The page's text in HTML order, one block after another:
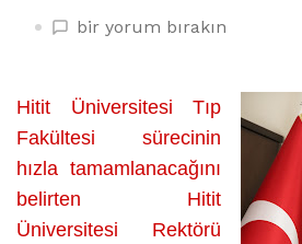
ANADOLU’DA
TIP
FAKÜLTESİ
üzerine
bir yorum bırakın
Hitit Üniversitesi Tıp
Fakültesi sürecinin
hızla tamamlanacağını
belirten Hitit
Üniversitesi Rektörü